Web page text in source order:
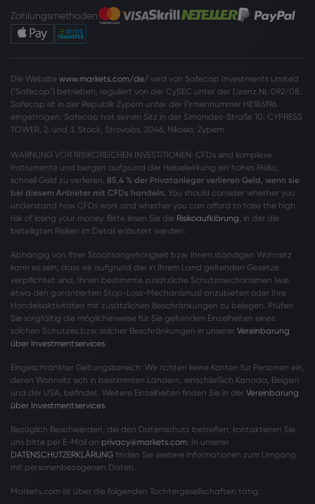
Zahlungsmethoden
Die Website www.markets.com/de/ wird von Safecap Investments Limited
("Safecap") betrieben, reguliert von der CySEC unter der Lizenz Nr. 092/08.
Safecap ist in der Republik Zypern unter der Firmennummer HE186196
eingetragen. Safecap hat seinen Sitz in der Simonides-Straße 10, CYPRESS
TOWER, 2. und 3. Stock, Strovolos, 2046, Nikosia, Zypern.
WARNUNG VOR RISIKOREICHEN INVESTITIONEN: CFDs sind komplexe
Instrumente und bergen aufgrund der Hebelwirkung ein hohes Risiko,
schnell Geld zu verlieren. 85,4 % der Privatanleger verlieren Geld, wenn sie
bei diesem Anbieter mit CFDs handeln. You should consider whether you
understand how CFDs work and whether you can afford to take the high
risk of losing your money. Bitte lesen Sie die Risikoaufklärung, in der die
beteiligten Risiken im Detail erläutert werden.
Abhängig von Ihrer Staatsangehörigkeit bzw. Ihrem ständigen Wohnsitz
kann es sein, dass wir aufgrund der in Ihrem Land geltenden Gesetze
verpflichtet sind, Ihnen bestimmte zusätzliche Schutzmechanismen (wie
etwa den garantierten Stop-Loss-Mechanismus) anzubieten oder Ihre
Handelsaktivitäten mit zusätzlichen Beschränkungen zu belegen. Prüfen
Sie sorgfältig die möglicherweise für Sie geltenden Einzelheiten eines
solchen Schutzes bzw. solcher Beschränkungen in unserer Vereinbarung
über Investmentservices.
Eingeschränkter Geltungsbereich: Wir richten keine Konten für Personen ein,
deren Wohnsitz sich in bestimmten Ländern, einschließlich Kanada, Belgien
und der USA, befindet. Weitere Einzelheiten finden Sie in der Vereinbarung
über Investmentservices.
Bezüglich Beschwerden, die den Datenschutz betreffen, kontaktieren Sie
uns bitte per E-Mail an privacy@markets.com. In unserer
DATENSCHUTZERKLÄRUNG finden Sie weitere Informationen zum Umgang
mit personenbezogenen Daten.
Markets.com ist über die folgenden Tochtergesellschaften tätig: